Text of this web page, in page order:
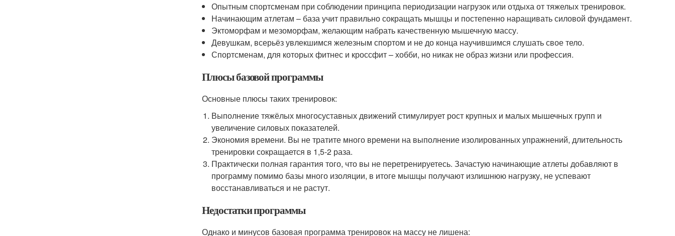
Опытным спортсменам при соблюдении принципа периодизации нагрузок или отдыха от тяжелых тренировок.
Начинающим атлетам – база учит правильно сокращать мышцы и постепенно наращивать силовой фундамент.
Эктоморфам и мезоморфам, желающим набрать качественную мышечную массу.
Девушкам, всерьёз увлекшимся железным спортом и не до конца научившимся слушать свое тело.
Спортсменам, для которых фитнес и кроссфит – хобби, но никак не образ жизни или профессия.
Плюсы базовой программы
Основные плюсы таких тренировок:
Выполнение тяжёлых многосуставных движений стимулирует рост крупных и малых мышечных групп и
увеличение силовых показателей.
Экономия времени. Вы не тратите много времени на выполнение изолированных упражнений, длительность
тренировки сокращается в 1,5-2 раза.
Практически полная гарантия того, что вы не перетренируетесь. Зачастую начинающие атлеты добавляют в
программу помимо базы много изоляции, в итоге мышцы получают излишнюю нагрузку, не успевают
восстанавливаться и не растут.
Недостатки программы
Однако и минусов базовая программа тренировок на массу не лишена: